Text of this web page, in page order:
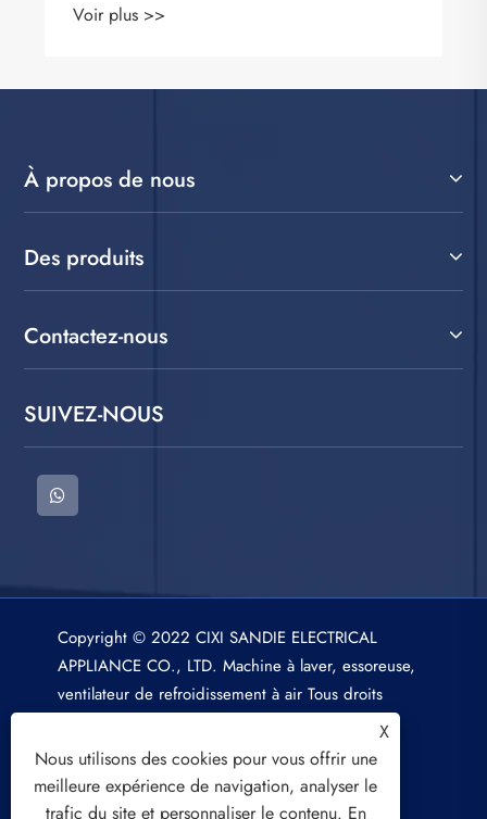
Voir plus >>
À propos de nous
Des produits
Contactez-nous
SUIVEZ-NOUS
Copyright © 2022 CIXI SANDIE ELECTRICAL
APPLIANCE CO., LTD. Machine à laver, essoreuse,
ventilateur de refroidissement à air Tous droits
X
Nous utilisons des cookies pour vous offrir une
meilleure expérience de navigation, analyser le
trafic du site et personnaliser le contenu. En